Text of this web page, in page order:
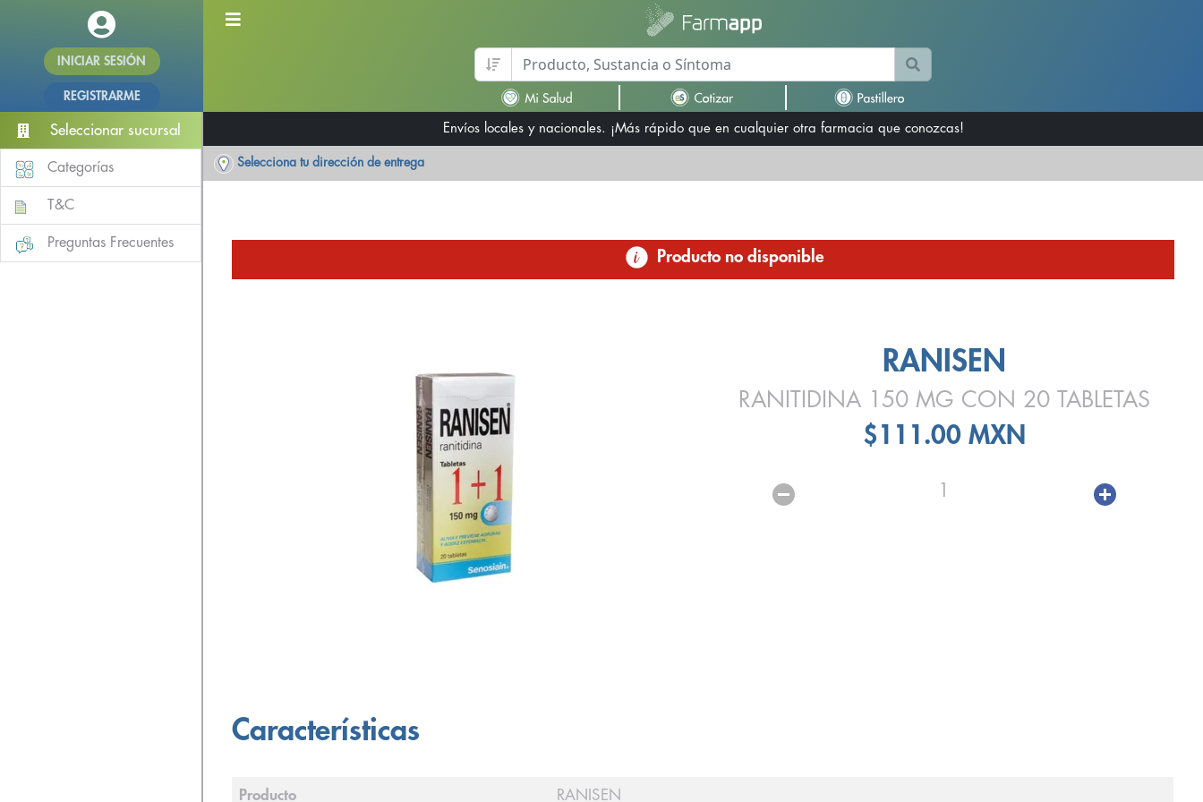
INICIAR SESIÓN
REGISTRARME
Seleccionar sucursal
Categorías
T&C
Preguntas Frecuentes
Envíos locales y nacionales. ¡Más rápido que en cualquier otra farmacia que conozcas!
Selecciona tu dirección de entrega
Producto no disponible
RANISEN
RANITIDINA 150 MG CON 20 TABLETAS
$111.00 MXN
1
Características
Producto RANISEN